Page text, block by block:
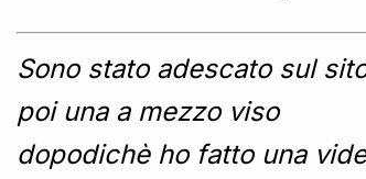
Sono stato adescato sul
poi una a mezzo viso
dopodichè ho fatto una